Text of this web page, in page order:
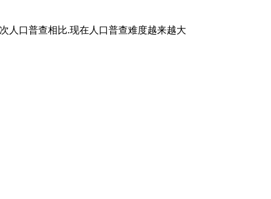
人口普查相比.现在人口普查难度越来越大